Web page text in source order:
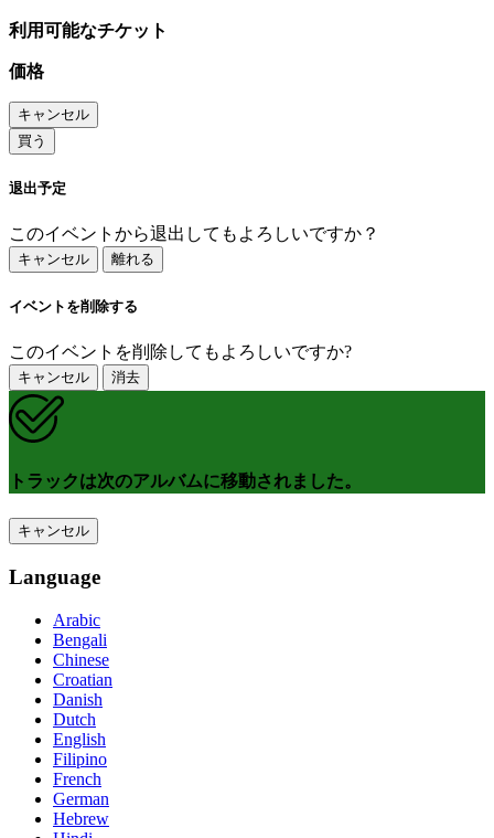
利用可能なチケット
価格
キャンセル
買う
退出予定
このイベントから退出してもよろしいですか？
キャンセル 離れる
イベントを削除する
このイベントを削除してもよろしいですか?
キャンセル 消去
トラックは次のアルバムに移動されました。
キャンセル
Language
Arabic
Bengali
Chinese
Croatian
Danish
Dutch
English
Filipino
French
German
Hebrew